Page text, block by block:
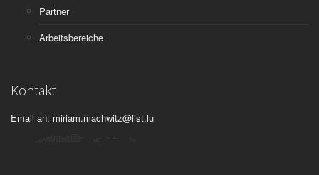
Partner
Arbeitsbereiche
Kontakt
Email an: miriam.machwitz@list.lu